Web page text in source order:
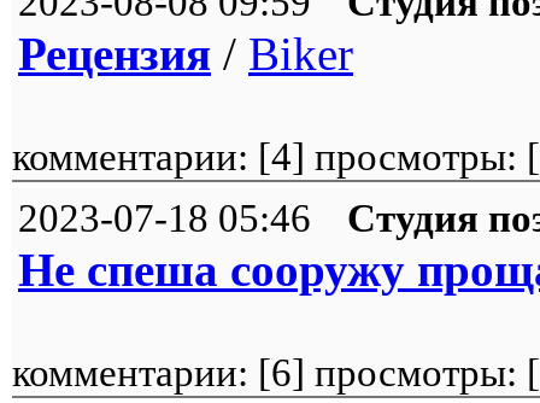
Рецензия / Biker
комментарии: [4] просмотры: [
2023-07-18 05:46
Студия
Не спеша сооружу
комментарии: [6] просмотры: [